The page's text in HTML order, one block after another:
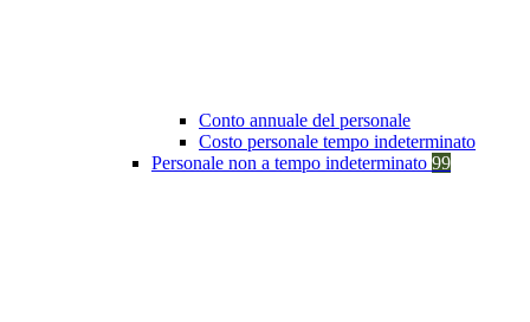
Conto annuale del personale
Costo personale tempo indeterminato
Personale non a tempo indeterminato 99